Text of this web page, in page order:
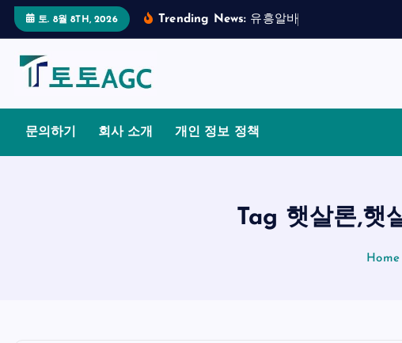
o
토. 8월 8TH, 2026 Trending News: 유 흥알바
문의하기 회사 소개 개인 정보 정책
Tag 햇살론,햇
Home